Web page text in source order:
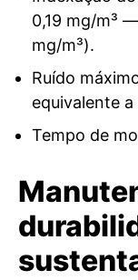
0,19 mg/m³
mg/m³).
Ruído
equivalente
Tempo de